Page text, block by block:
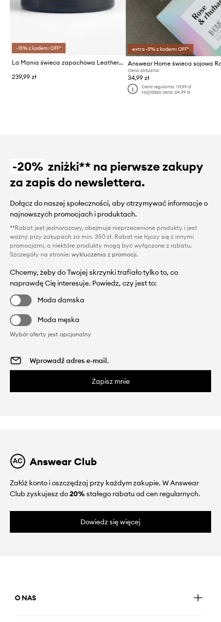
-15% z kodem: OFF*
La Mania świeca zapachowa Leather&Amber 500 g
239,99 zł
extra -5% z kodem: OFF*
Cena aktualna:
34,99 zł
Cena regularna: 119,99 zł
Najniższa cena: 24,99 zł
-20% zniżki** na pierwsze zakupy
za zapis do newslettera.
Dołącz do naszej społeczności, aby otrzymywać informacje o
najnowszych promocjach i produktach.
**Rabat jest jednorazowy, obejmuje nieprzecenione produkty i jest
ważny przy zakupach za min. 350 zł. Rabat nie łączy się z innymi
promocjami, a niektóre produkty mogą być wyłączone z rabatu.
Szczegóły na stronie: wykluczenia z promocji.
Chcemy, żeby do Twojej skrzynki trafiało tylko to, co
naprawdę Cię interesuje. Powiedz, czy jest to:
Moda damska
Moda męska
Wybór oferty jest opcjonalny
Zapisz mnie
Answear Club
Załóż konto i oszczędzaj przy każdym zakupie. W Answear
Club zyskujesz do20%stałego rabatu od cen regularnych.
Dowiedz się więcej
O NAS